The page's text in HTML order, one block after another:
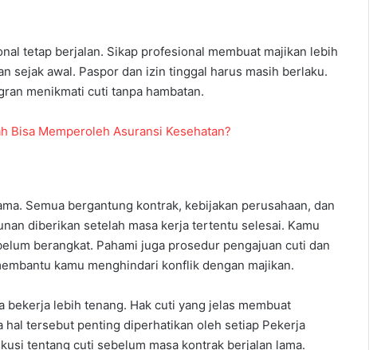
tetap berjalan. Sikap profesional membuat majikan lebih
sejak awal. Paspor dan izin tinggal harus masih berlaku.
menikmati cuti tanpa hambatan.
Bisa Memperoleh Asuransi Kesehatan?
Semua bergantung kontrak, kebijakan perusahaan, dan
diberikan setelah masa kerja tertentu selesai. Kamu
berangkat. Pahami juga prosedur pengajuan cuti dan
kamu menghindari konflik dengan majikan.
bekerja lebih tenang. Hak cuti yang jelas membuat
hal tersebut penting diperhatikan oleh setiap Pekerja
tentang cuti sebelum masa kontrak berjalan lama.